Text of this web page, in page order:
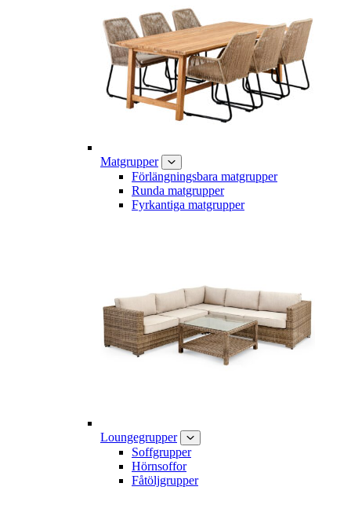
Matgrupper
Förlängningsbara matgrupper
Runda matgrupper
Fyrkantiga matgrupper
Loungegrupper
Soffgrupper
Hörnsoffor
Fåtöljgrupper